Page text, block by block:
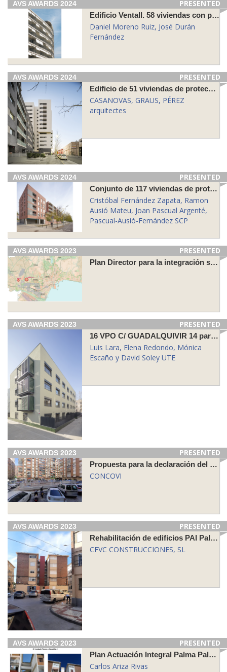
PRESENTED
AVS AWARDS 2024
Edificio Ventall. 58 viviendas con protección oficial, locales comerciales y 67 plazas de aparcamiento en la avenida de La Catalana 200 en Sant Adrià de Besòs
Daniel Moreno Ruiz, José Durán
Fernández
PRESENTED
AVS AWARDS 2024
Edificio de 51 viviendas de protección oficial en la parcela UE7 del sector Bagaria-Alstom de Cornellà de Llobregat
CASANOVAS, GRAUS, PÉREZ
arquitectes
PRESENTED
AVS AWARDS 2024
Conjunto de 117 viviendas de protección oficial en el sector Les Guardioles de Molins de Rei
Cristóbal Fernández Zapata, Ramon
Ausió Mateu, Joan Pascual Argenté,
Pascual-Ausió-Fernández SCP
PRESENTED
AVS AWARDS 2023
Plan Director para la integración social de las personas residentes en Los Asperones
PRESENTED
AVS AWARDS 2023
16 VPO C/ GUADALQUIVIR 14 para INCASOL
Luis Lara, Elena Redondo, Mónica
Escaño y David Soley UTE
PRESENTED
AVS AWARDS 2023
Propuesta para la declaración del Entorno Residencial de Rehabilitación Programada del Barrio de San Andrés, Málaga (ERRP2)
CONCOVI
PRESENTED
AVS AWARDS 2023
Rehabilitación de edificios PAI Palma-Palmilla, Fases 6 y 7
CFVC CONSTRUCCIONES, SL
PRESENTED
AVS AWARDS 2023
Plan Actuación Integral Palma Palmilla
Carlos Ariza Rivas